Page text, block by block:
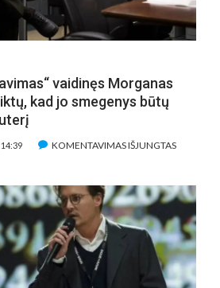
vaidinęs Morganas
kad jo smegenys būtų
KOMENTAVIMAS IŠJUNGTASĮRAŠE
VAIDINĘS
KAD
JO